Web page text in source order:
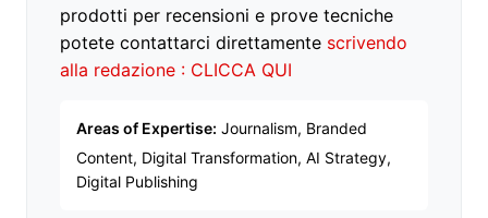
prodotti per recensioni e prove tecniche
potete contattarci direttamente scrivendo
alla redazione : CLICCA QUI
Areas of Expertise: Journalism, Branded
Content, Digital Transformation, AI Strategy,
Digital Publishing